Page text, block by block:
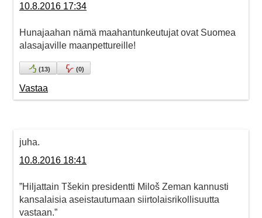
10.8.2016 17:34
Hunajaahan nämä maahantunkeutujat ovat Suomea
alasajaville maanpettureille!
(13) (0)
Vastaa
juha.
10.8.2016 18:41
”Hiljattain Tšekin presidentti Miloš Zeman kannusti
kansalaisia aseistautumaan siirtolaisrikollisuutta
vastaan.”